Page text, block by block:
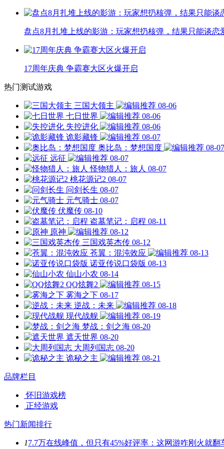
盘点8月扎堆上线的影游：玩家想扔核弹，结果只能谈恋
17周年庆典 争霸赛大区火爆开启
热门测试游戏
三国大领主
08-06
七日世界
08-06
失控进化
08-06
诡影藏锋
08-07
奥比岛：梦想国度
08-07
远征
08-07
怪物猎人：旅人 08-07
桃花源记2 08-07
问剑长生 08-07
元气骑士 08-07
伏魔传 08-10
盗墓笔记：启程 08-11
原神
08-12
三国戏英杰传 08-12
苍翼：混沌效应
08-13
诺亚传说口袋版 08-13
仙山小农 08-14
QQ炫舞2
08-15
雾海之下 08-17
逆战：未来
08-18
现代战舰
08-19
梦战：剑之海 08-20
遮天世界 08-20
大周列国志 08-20
诡秘之主
08-21
品牌栏目
怀旧游戏榜
正经游戏
热门新闻排行
17.7万在线峰值，但只有45%好评率：这网游咋刚火就翻